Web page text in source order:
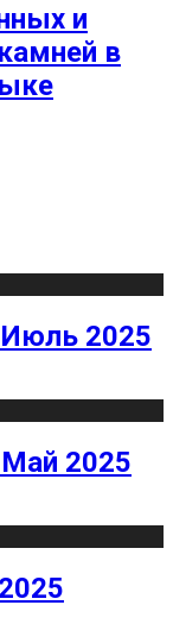
и
в
2025
2025